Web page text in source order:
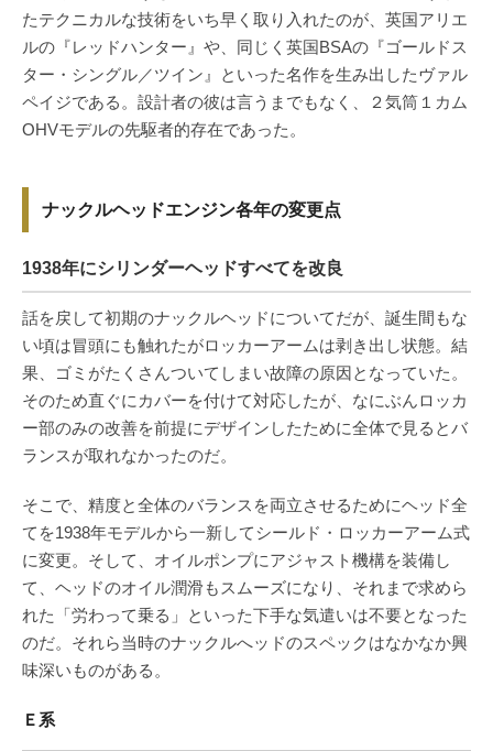
たテクニカルな技術をいち早く取り入れたのが、英国アリエ
ルの『レッドハンター』や、同じく英国BSAの『ゴールドス
ター・シングル／ツイン』といった名作を生み出したヴァル
ペイジである。設計者の彼は言うまでもなく、２気筒１カム
OHVモデルの先駆者的存在であった。
ナックルヘッドエンジン各年の変更点
1938年にシリンダーヘッドすべてを改良
話を戻して初期のナックルヘッドについてだが、誕生間もな
い頃は冒頭にも触れたがロッカーアームは剥き出し状態。結
果、ゴミがたくさんついてしまい故障の原因となっていた。
そのため直ぐにカバーを付けて対応したが、なにぶんロッカ
ー部のみの改善を前提にデザインしたために全体で見るとバ
ランスが取れなかったのだ。
そこで、精度と全体のバランスを両立させるためにヘッド全
てを1938年モデルから一新してシールド・ロッカーアーム式
に変更。そして、オイルポンプにアジャスト機構を装備し
て、ヘッドのオイル潤滑もスムーズになり、それまで求めら
れた「労わって乗る」といった下手な気遣いは不要となった
のだ。それら当時のナックルへッドのスペックはなかなか興
味深いものがある。
Ｅ系